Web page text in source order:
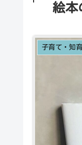
絵本
子育て・知育